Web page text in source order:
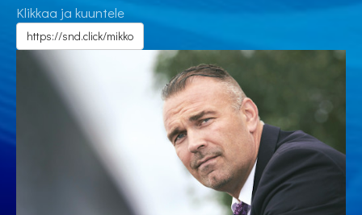
Klikkaa ja kuuntele
https://snd.click/mikko